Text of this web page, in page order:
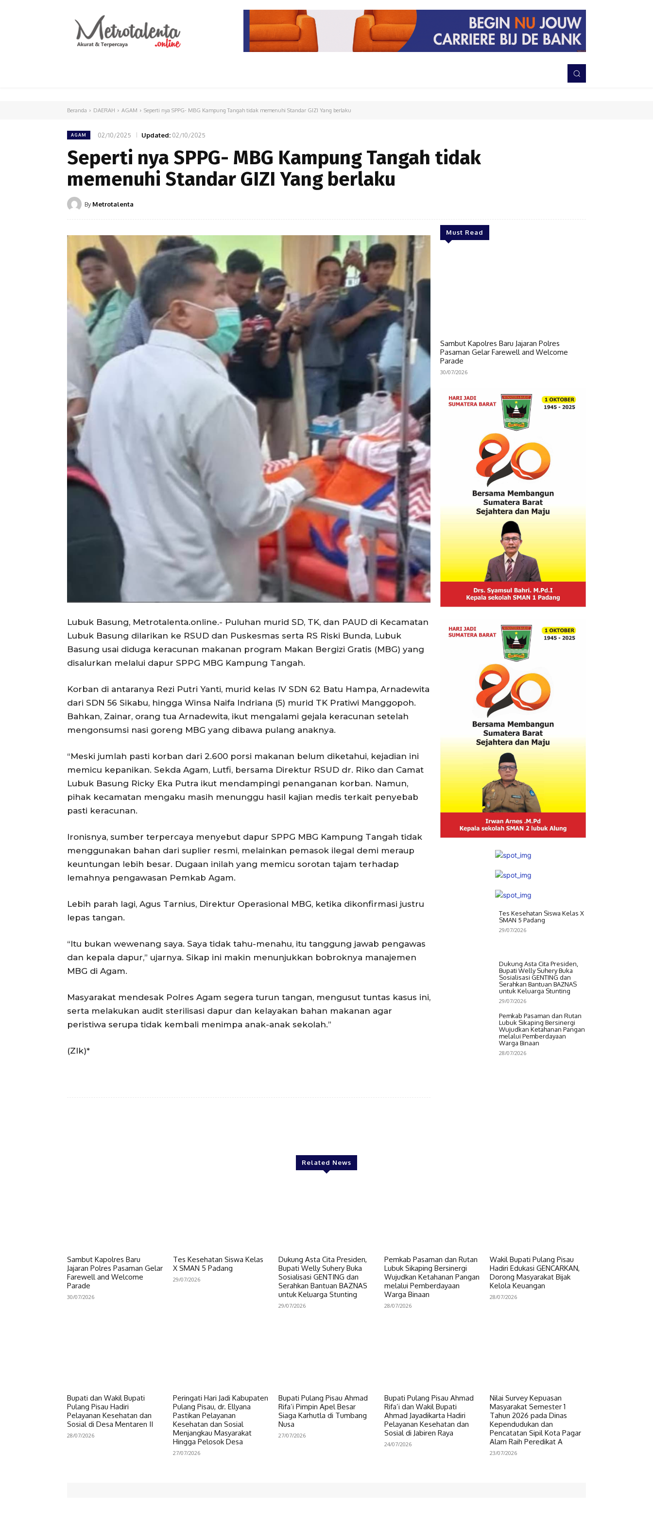
TNI-POLRI
Beranda DAERAH AGAM Seperti nya SPPG- MBG Kampung Tangah tidak memenuhi Standar GIZI Yang berlaku
AGAM 02/10/2025 Updated: 02/10/2025
Seperti nya SPPG- MBG Kampung Tangah tidak
memenuhi Standar GIZI Yang berlaku
By Metrotalenta
Lubuk Basung, Metrotalenta.online.- Puluhan murid SD, TK, dan PAUD di Kecamatan
Lubuk Basung dilarikan ke RSUD dan Puskesmas serta RS Riski Bunda, Lubuk
Basung usai diduga keracunan makanan program Makan Bergizi Gratis (MBG) yang
disalurkan melalui dapur SPPG MBG Kampung Tangah.
Korban di antaranya Rezi Putri Yanti, murid kelas IV SDN 62 Batu Hampa, Arnadewita
dari SDN 56 Sikabu, hingga Winsa Naifa Indriana (5) murid TK Pratiwi Manggopoh.
Bahkan, Zainar, orang tua Arnadewita, ikut mengalami gejala keracunan setelah
mengonsumsi nasi goreng MBG yang dibawa pulang anaknya.
“Meski jumlah pasti korban dari 2.600 porsi makanan belum diketahui, kejadian ini
memicu kepanikan. Sekda Agam, Lutfi, bersama Direktur RSUD dr. Riko dan Camat
Lubuk Basung Ricky Eka Putra ikut mendampingi penanganan korban. Namun,
pihak kecamatan mengaku masih menunggu hasil kajian medis terkait penyebab
pasti keracunan.
Ironisnya, sumber terpercaya menyebut dapur SPPG MBG Kampung Tangah tidak
menggunakan bahan dari suplier resmi, melainkan pemasok ilegal demi meraup
keuntungan lebih besar. Dugaan inilah yang memicu sorotan tajam terhadap
lemahnya pengawasan Pemkab Agam.
Lebih parah lagi, Agus Tarnius, Direktur Operasional MBG, ketika dikonfirmasi justru
lepas tangan.
“Itu bukan wewenang saya. Saya tidak tahu-menahu, itu tanggung jawab pengawas
dan kepala dapur,” ujarnya. Sikap ini makin menunjukkan bobroknya manajemen
MBG di Agam.
Masyarakat mendesak Polres Agam segera turun tangan, mengusut tuntas kasus ini,
serta melakukan audit sterilisasi dapur dan kelayakan bahan makanan agar
peristiwa serupa tidak kembali menimpa anak-anak sekolah.”
(Zlk)*
Must Read
Sambut Kapolres Baru Jajaran Polres
Pasaman Gelar Farewell and Welcome
Parade
30/07/2026
Tes Kesehatan Siswa Kelas X
SMAN 5 Padang
29/07/2026
Dukung Asta Cita Presiden,
Bupati Welly Suhery Buka
Sosialisasi GENTING dan
Serahkan Bantuan BAZNAS
untuk Keluarga Stunting
29/07/2026
Pemkab Pasaman dan Rutan
Lubuk Sikaping Bersinergi
Wujudkan Ketahanan Pangan
melalui Pemberdayaan
Warga Binaan
28/07/2026
Related News
Sambut Kapolres Baru
Jajaran Polres Pasaman Gelar
Farewell and Welcome
Parade
30/07/2026
Tes Kesehatan Siswa Kelas
X SMAN 5 Padang
29/07/2026
Dukung Asta Cita Presiden,
Bupati Welly Suhery Buka
Sosialisasi GENTING dan
Serahkan Bantuan BAZNAS
untuk Keluarga Stunting
29/07/2026
Pemkab Pasaman dan Rutan
Lubuk Sikaping Bersinergi
Wujudkan Ketahanan Pangan
melalui Pemberdayaan
Warga Binaan
28/07/2026
Wakil Bupati Pulang Pisau
Hadiri Edukasi GENCARKAN,
Dorong Masyarakat Bijak
Kelola Keuangan
28/07/2026
Bupati dan Wakil Bupati
Pulang Pisau Hadiri
Pelayanan Kesehatan dan
Sosial di Desa Mentaren II
28/07/2026
Peringati Hari Jadi Kabupaten
Pulang Pisau, dr. Ellyana
Pastikan Pelayanan
Kesehatan dan Sosial
Menjangkau Masyarakat
Hingga Pelosok Desa
27/07/2026
Bupati Pulang Pisau Ahmad
Rifa’i Pimpin Apel Besar
Siaga Karhutla di Tumbang
Nusa
27/07/2026
Bupati Pulang Pisau Ahmad
Rifa’i dan Wakil Bupati
Ahmad Jayadikarta Hadiri
Pelayanan Kesehatan dan
Sosial di Jabiren Raya
24/07/2026
Nilai Survey Kepuasan
Masyarakat Semester 1
Tahun 2026 pada Dinas
Kependudukan dan
Pencatatan Sipil Kota Pagar
Alam Raih Peredikat A
23/07/2026